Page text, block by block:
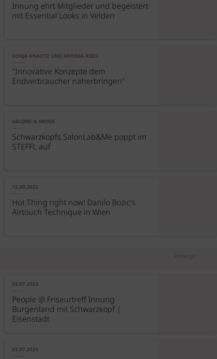
Innung ehrt Mitglieder und begeistert
mit Essential Looks in Velden
SONJA KNAUTZ UND MERIMA RIBIC
"Innovative Konzepte dem
Endverbraucher näherbringen"
SALONS & MEDIA
Schwarzkopfs SalonLab&Me poppt im
STEFFL auf
12.09.2023
Hot Thing right now! Danilo Bozic's
Airtouch Technique in Wien
Anzeige
03.07.2023
People @ Friseurtreff Innung
Burgenland mit Schwarzkopf |
Eisenstadt
03.07.2023